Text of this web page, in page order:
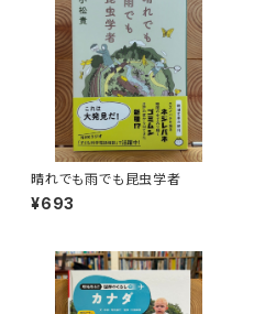
晴れでも雨でも昆虫学者
¥693